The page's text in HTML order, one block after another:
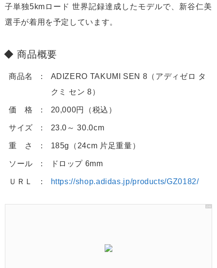
子単独5kmロード 世界記録達成したモデルで、新谷仁美
選手が着用を予定しています。
商品概要
商品名
ADIZERO TAKUMI SEN 8（アディゼロ タ
クミ セン 8）
価 格 20,000円（税込）
サイズ 23.0～ 30.0cm
重 さ 185g（24cm 片足重量）
ソール ドロップ 6mm
ＵＲＬ https://shop.adidas.jp/products/GZ0182/